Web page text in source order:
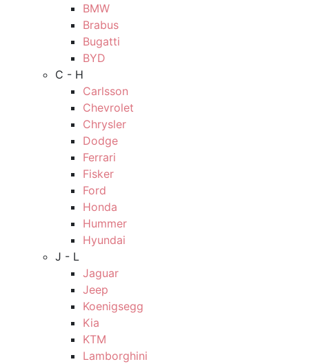
BMW
Brabus
Bugatti
BYD
C - H
Carlsson
Chevrolet
Chrysler
Dodge
Ferrari
Fisker
Ford
Honda
Hummer
Hyundai
J - L
Jaguar
Jeep
Koenigsegg
Kia
KTM
Lamborghini